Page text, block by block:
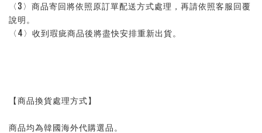
〈3〉商品寄回將依照原訂單配送方式處理，再請依照客服回覆
說明。
〈4〉收到瑕疵商品後將盡快安排重新出貨。
【商品換貨處理方式】
商品均為韓國海外代購選品。